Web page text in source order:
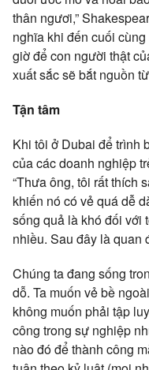
thân ngươi,”
nghĩa khi đến cuối
giờ để con người thật
xuất sắc sẽ bắt nguồn
Tận tâm
Khi tôi ở Dubai để trình
của các doanh nghiệp
“Thưa ông, tôi rất thích
khiến nó có vẻ quá dễ
sống quả là khó đối với
nhiều. Sau đây là quan
Chúng ta đang sống
dỗ. Ta muốn vẻ bề
không muốn phải tập
công trong sự nghiệp
nào đó để thành công